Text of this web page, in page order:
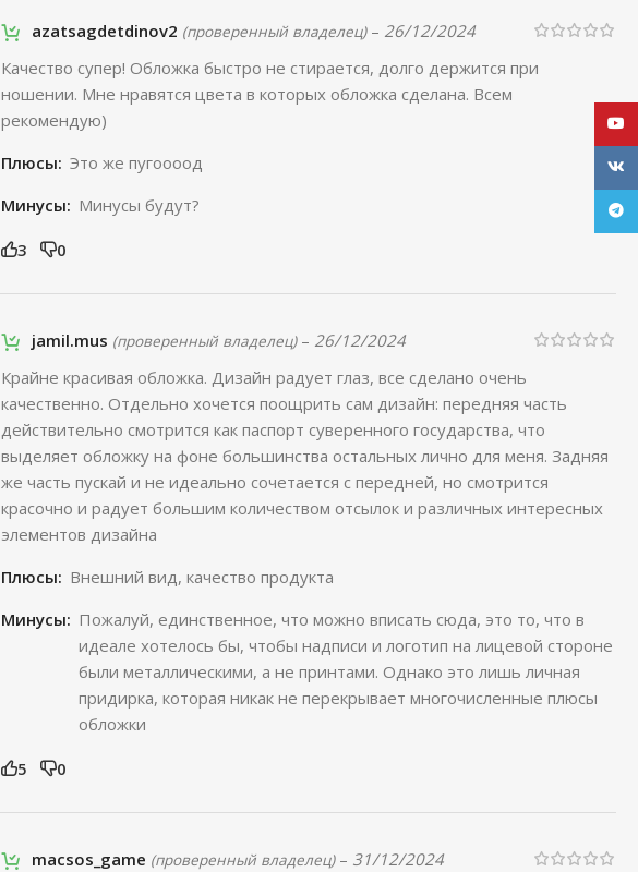
azatsagdetdinov2 (проверенный владелец) – 26/12/2024
Качество супер! Обложка быстро не стирается, долго держится при
ношении. Мне нравятся цвета в которых обложка сделана. Всем
рекомендую)
Плюсы: Это же пугоооод
Минусы: Минусы будут?
3 0
jamil.mus (проверенный владелец) – 26/12/2024
Крайне красивая обложка. Дизайн радует глаз, все сделано очень
качественно. Отдельно хочется поощрить сам дизайн: передняя часть
действительно смотрится как паспорт суверенного государства, что
выделяет обложку на фоне большинства остальных лично для меня. Задняя
же часть пускай и не идеально сочетается с передней, но смотрится
красочно и радует большим количеством отсылок и различных интересных
элементов дизайна
Плюсы: Внешний вид, качество продукта
Минусы: Пожалуй, единственное, что можно вписать сюда, это то, что в
идеале хотелось бы, чтобы надписи и логотип на лицевой стороне
были металлическими, а не принтами. Однако это лишь личная
придирка, которая никак не перекрывает многочисленные плюсы
обложки
5 0
macsos_game (проверенный владелец) – 31/12/2024
VK